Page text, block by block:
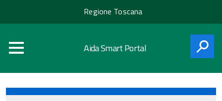
Regione Toscana
Aida Smart Portal